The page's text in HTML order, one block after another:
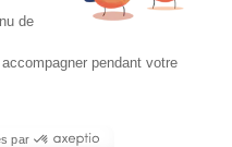
de
pendant votre
par